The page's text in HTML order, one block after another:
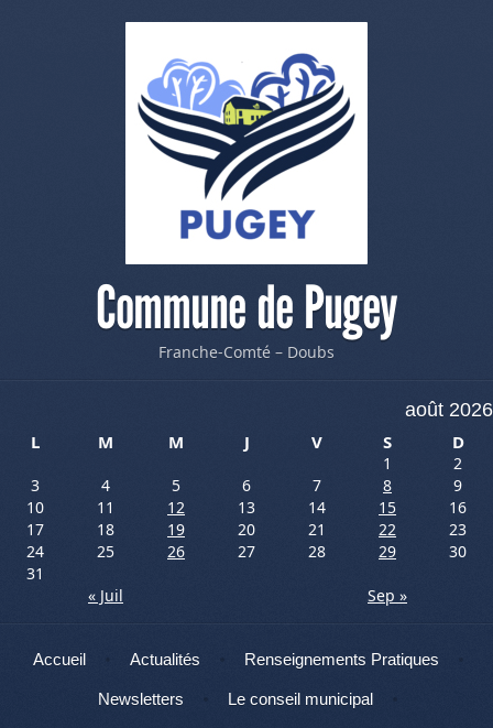
Commune de Pugey
Franche-Comté – Doubs
août 2026
L
M M J V S D
1
2
3
4 5 6 7 8
9
10
11 12 13 14 15
16
17
18 19 20 21 22
23
24
25 26 27 28 29
30
31
« Juil
Sep »
Menu
Aller au contenu
Accueil Actualités Renseignements Pratiques
Newsletters Le conseil municipal